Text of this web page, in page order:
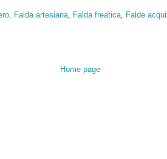
, Falda artesiana, Falda freatica, Falde
Home page